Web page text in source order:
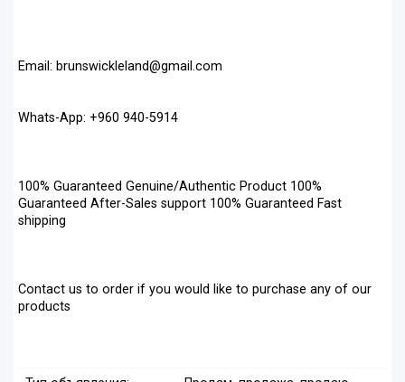
Email: brunswickleland@gmail.com
Whats-App: +960 940-5914
100% Guaranteed Genuine/Authentic Product 100%
Guaranteed After-Sales support 100% Guaranteed Fast
shipping
Contact us to order if you would like to purchase any of our
products